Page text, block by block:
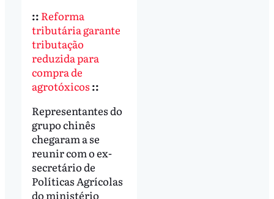
:: Reforma
tributária garante
tributação
reduzida para
compra de
agrotóxicos ::
Representantes do
grupo chinês
chegaram a se
reunir com o ex-
secretário de
Políticas Agrícolas
do ministério